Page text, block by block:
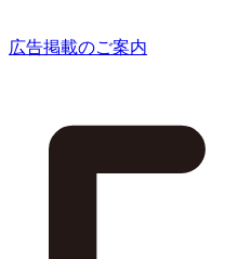
広告掲載のご案内